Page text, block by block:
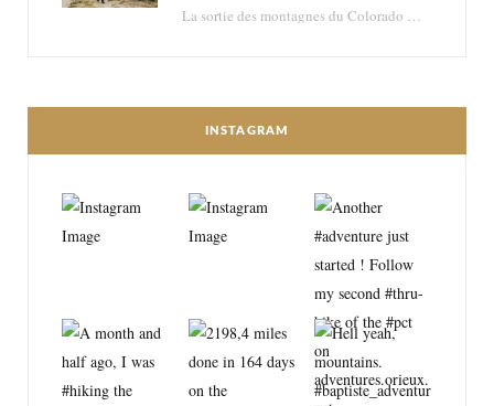
La sortie des montagnes du Colorado me mène dans le désert du Wyoming. En à…
INSTAGRAM